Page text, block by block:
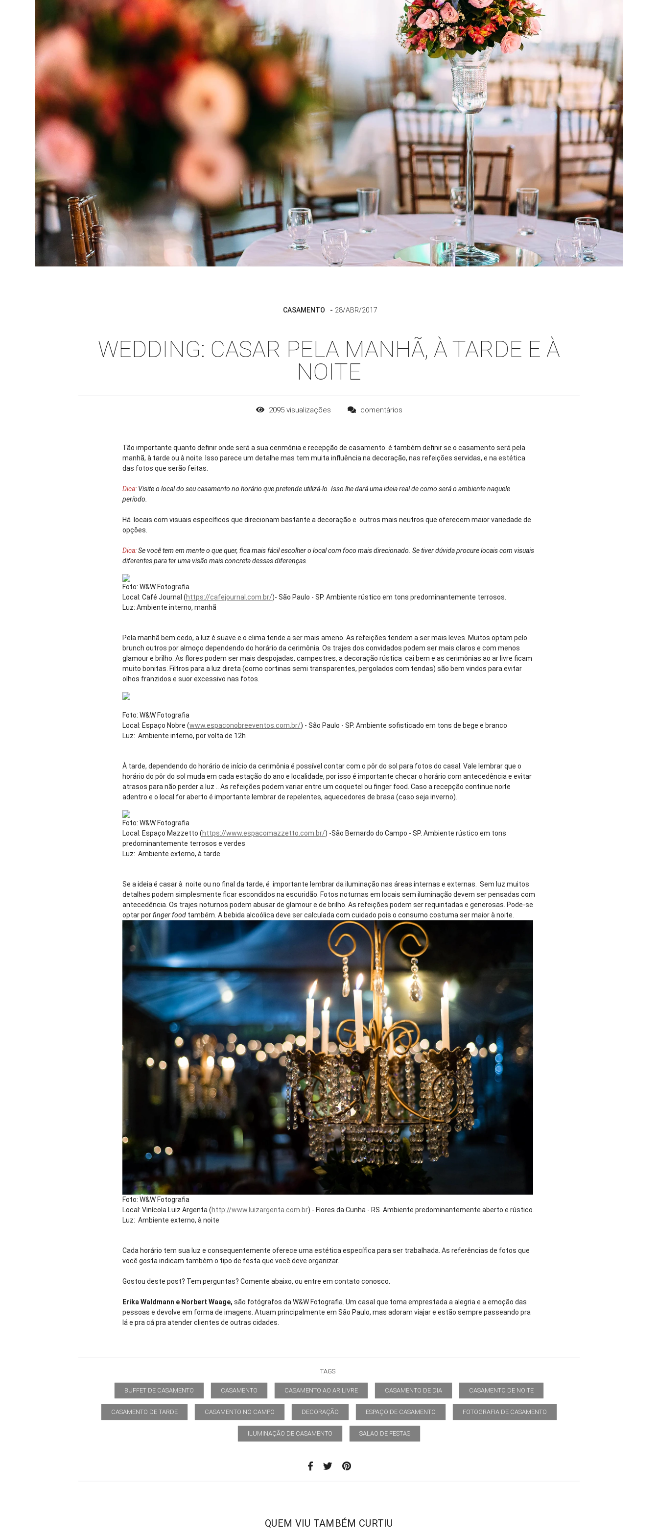
CASAMENTO 28/ABR/2017
WEDDING: CASAR PELA MANHÃ, À TARDE E À
NOITE
2095visualizações comentários
Tão importante quanto definir onde será a sua cerimônia e recepção de casamento é também definir se o casamento será pela
manhã, à tarde ou à noite. Isso parece um detalhe mas tem muita influência na decoração, nas refeições servidas, e na estética
das fotos que serão feitas.
Dica: Visite o local do seu casamento no horário que pretende utilizá-lo. Isso lhe dará uma ideia real de como será o ambiente naquele
período.
Há locais com visuais específicos que direcionam bastante a decoração e outros mais neutros que oferecem maior variedade de
opções.
Dica:Se você tem em mente o que quer, fica mais fácil escolher o local com foco mais direcionado. Se tiver dúvida procure locais com visuais
diferentes para ter uma visão mais concreta dessas diferenças.
Foto: W&W Fotografia
Local: Café Journal (https://cafejournal.com.br/)- São Paulo - SP. Ambiente rústico em tons predominantemente terrosos.
Luz: Ambiente interno, manhã
Pela manhã bem cedo, a luz é suave e o clima tende a ser mais ameno. As refeições tendem a ser mais leves. Muitos optam pelo
brunch outros por almoço dependendo do horário da cerimônia. Os trajes dos convidados podem ser mais claros e com menos
glamour e brilho. As flores podem ser mais despojadas, campestres, a decoração rústica cai bem e as cerimônias ao ar livre ficam
muito bonitas. Filtros para a luz direta (como cortinas semi transparentes, pergolados com tendas) são bem vindos para evitar
olhos franzidos e suor excessivo nas fotos.
Foto: W&W Fotografia
Local: Espaço Nobre (www.espaconobreeventos.com.br/) - São Paulo - SP. Ambiente sofisticado em tons de bege e branco
Luz: Ambiente interno, por volta de 12h
À tarde, dependendo do horário de início da cerimônia é possível contar com o pôr do sol para fotos do casal. Vale lembrar que o
horário do pôr do sol muda em cada estação do ano e localidade, por isso é importante checar o horário com antecedência e evitar
atrasos para não perder a luz .. As refeições podem variar entre um coquetel ou finger food. Caso a recepção continue noite
adentro e o local for aberto é importante lembrar de repelentes, aquecedores de brasa (caso seja inverno).
Foto: W&W Fotografia
Local: Espaço Mazzetto (https://www.espacomazzetto.com.br/) -São Bernardo do Campo - SP. Ambiente rústico em tons
predominantemente terrosos e verdes
Luz: Ambiente externo, à tarde
Se a ideia é casar à noite ou no final da tarde, é importante lembrar da iluminação nas áreas internas e externas. Sem luz muitos
detalhes podem simplesmente ficar escondidos na escuridão. Fotos noturnas em locais sem iluminação devem ser pensadas com
antecedência. Os trajes noturnos podem abusar de glamour e de brilho. As refeições podem ser requintadas e generosas. Pode-se
optar porfinger food também. A bebida alcoólica deve ser calculada com cuidado pois o consumo costuma ser maior à noite.
Foto: W&W Fotografia
Local: Vinícola Luiz Argenta (http://www.luizargenta.com.br) - Flores da Cunha - RS. Ambiente predominantemente aberto e rústico.
Luz: Ambiente externo, à noite
Cada horário tem sua luz e consequentemente oferece uma estética específica para ser trabalhada. As referências de fotos que
você gosta indicam também o tipo de festa que você deve organizar.
Gostou deste post? Tem perguntas? Comente abaixo, ou entre em contato conosco.
Erika Waldmann e Norbert Waage, são fotógrafos da W&W Fotografia. Um casal que toma emprestada a alegria e a emoção das
pessoas e devolve em forma de imagens. Atuam principalmente em São Paulo, mas adoram viajar e estão sempre passeando pra
lá e pra cá pra atender clientes de outras cidades.
TAGS
BUFFET DE CASAMENTO CASAMENTO CASAMENTO AO AR LIVRE CASAMENTO DE DIA CASAMENTO DE NOITE
CASAMENTO DE TARDE CASAMENTO NO CAMPO DECORAÇÃO ESPAÇO DE CASAMENTO FOTOGRAFIA DE CASAMENTO
ILUMINAÇÃO DE CASAMENTO SALAO DE FESTAS
QUEM VIU TAMBÉM CURTIU